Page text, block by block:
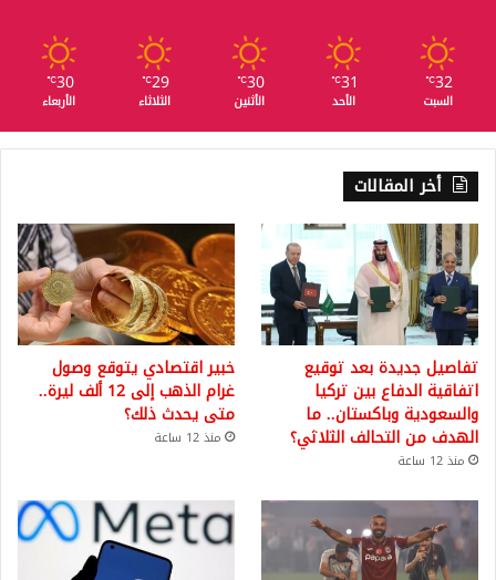
32
℃
السبت
31
℃
الأحد
30
℃
الأثنين
29
℃
الثلاثاء
30
℃
الأربعاء
أخر المقالات
تفاصيل جديدة بعد توقيع
اتفاقية الدفاع بين تركيا
والسعودية وباكستان.. ما
الهدف من التحالف الثلاثي؟
منذ 12 ساعة
خبير اقتصادي يتوقع وصول
غرام الذهب إلى 12 ألف ليرة..
متى يحدث ذلك؟
منذ 12 ساعة